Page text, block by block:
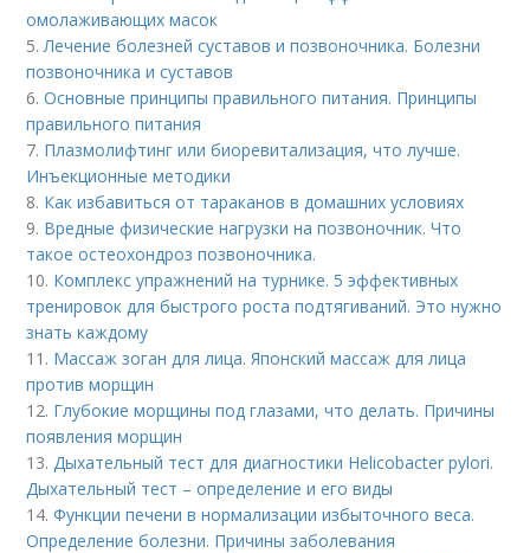
омолаживающих масок
5. Лечение болезней суставов и позвоночника. Болезни
позвоночника и суставов
6.Основные принципы правильного питания. Принципы
правильного питания
7. Плазмолифтинг или биоревитализация, что лучше.
Инъекционные методики
8. Как избавиться от тараканов в домашних условиях
9. Вредные физические нагрузки на позвоночник. Что
такое остеохондроз позвоночника.
10. Комплекс упражнений на турнике. 5 эффективных
тренировок для быстрого роста подтягиваний. Это нужно
знать каждому
11. Массаж зоган для лица. Японский массаж для лица
против морщин
12. Глубокие морщины под глазами, что делать. Причины
появления морщин
13. Дыхательный тест для диагностики Helicobacter pylori.
Дыхательный тест – определение и его виды
14.Функции печени в нормализации избыточного веса.
Определение болезни. Причины заболевания